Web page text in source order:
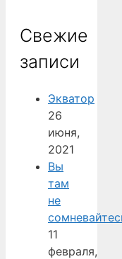
Свежие
записи
Экватор
26
июня,
2021
Вы
там
не
11
февраля,